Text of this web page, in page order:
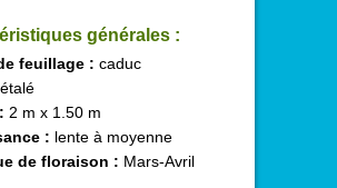
générales :
feuillage : caduc
étalé
2 m x 1.50 m
: lente à moyenne
de floraison : Mars-Avril